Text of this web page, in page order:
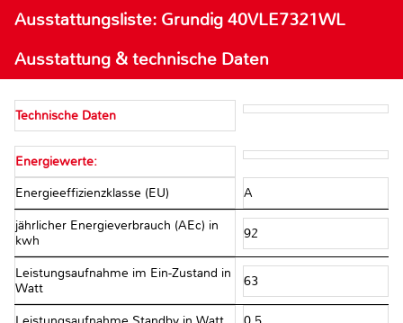
Ausstattungsliste: Grundig 40VLE7321WL
Ausstattung & technische Daten
Technische Daten
Energiewerte:
Energieeffizienzklasse (EU) A
jährlicher Energieverbrauch (AEc) in
kwh
92
Leistungsaufnahme im Ein-Zustand in
Watt
63